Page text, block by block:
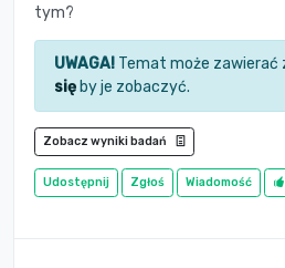
tym?
UWAGA! Temat może zawierać
się by je zobaczyć.
Zobacz wyniki badań
Udostępnij Zgłoś Wiadomość